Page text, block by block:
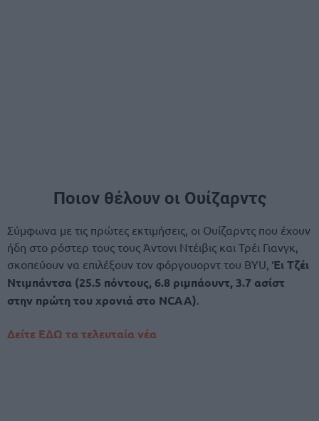
Ποιον θέλουν οι Ουίζαρντς
Σύμφωνα με τις πρώτες εκτιμήσεις, οι Ουίζαρντς που έχουν
ήδη στο ρόστερ τους τους Άντονι Ντέιβις και Τρέι Γιανγκ,
σκοπεύουν να επιλέξουν τον φόργουορντ του BYU, Έι Τζέι
Ντιμπάντσα (25.5 πόντους, 6.8 ριμπάουντ, 3.7 ασίστ
στην πρώτη του χρονιά στο NCAA)
Δείτε ΕΔΩ τα τελευταία νέα